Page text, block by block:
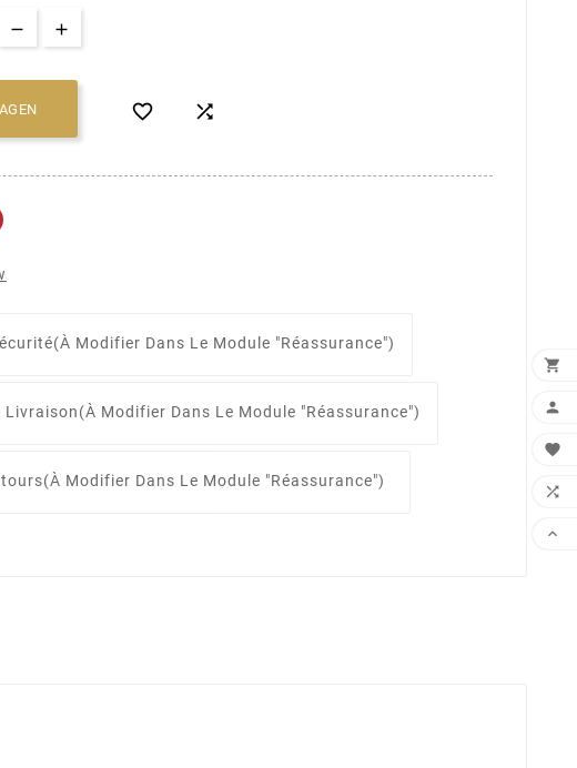
 
(à Modifier Dans Le Module "Réassurance")
Livraison(à Modifier Dans Le Module "Réassurance")
(à Modifier Dans Le Module "Réassurance")




